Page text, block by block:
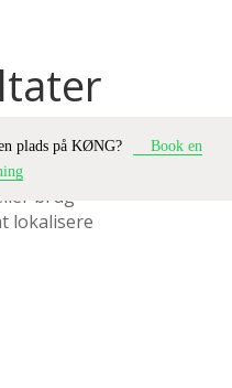
plads på KØNG?
Book en
ikke findes. Prøv
brug
lokalisere